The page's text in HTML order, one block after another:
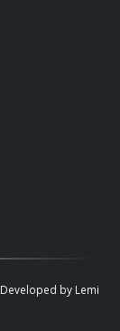
Developed by Lemi